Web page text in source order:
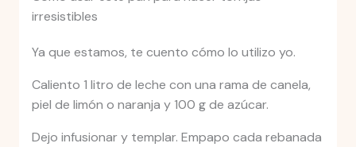
irresistibles
Ya que estamos, te cuento cómo lo utilizo yo.
Caliento 1 litro de leche con una rama de canela,
piel de limón o naranja y 100 g de azúcar.
Dejo infusionar y templar. Empapo cada rebanada